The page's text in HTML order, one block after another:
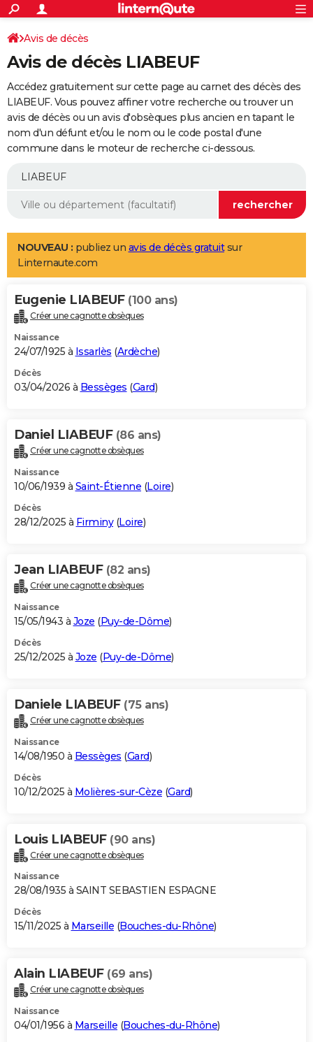
ACTUALITÉS
Politique
Société
Faits Divers
Education
Monde
Villes
+
SPORT
Coupe du monde 2026
Football
Tennis
Cyclisme
Rugby
Forum
Programme TV
TNTStreaming
Cinéma
Sorties cinéma
Musique
+FINANCE
Retraite
Epargne
Immobilier
Risques naturels par ville
Banque
Assurance
AUTO
Essais
Réserver un essai
Citadines
Berlines
SUV
Forum auto
+
Mobiles
Meilleur smartphone
Internet
Ordinateurs
Jeux vidéo
Guide high-tech
Aménagement intérieur
LIFESTYLE
Art de vivre
Bien-être
Loisirs
Mode
Modes de vie
Alimentation
Guide de la santé
Maladies
Médicaments
Sommeil
VOYAGE
Destinations
City break
Voyage nature
Voyage de noces
Forum
Climat
+PHOTO
GUIDES D'ACHAT
BONS PLANS
Carte de Noël
Carte Bonne année
Carte Saint-Valentin
Carte Pâques
Carte d'anniversaire
DICTIONNAIRE
Dictionnaire
Biographies
Citations
Expressions
Proverbes
PROGRAMME TV
S'inscrire
Se connecter
Lycées
Collèges
Primaires
Universités
Entreprises
Service militaire
Avis de recherche
AVIS DE DÉCÈS
Bricolage
Lifestyle
Culture
Sport
Auto
Television
Voyage
Cinema
Avis de décès
Avis de décès LIABEUF
Accédez gratuitement sur cette page au carnet des décès des
LIABEUF. Vous pouvez affiner votre recherche ou trouver un
avis de décès ou un avis d'obsèques plus ancien en tapant le
nom d'un défunt et/ou le nom ou le code postal d'une
commune dans le moteur de recherche ci-dessous.
NOUVEAU : publiez un avis de décès gratuitsur
Linternaute.com
Eugenie LIABEUF (100 ans)
Créer une cagnotte obsèques
Naissance
24/07/1925 à Issarlès (Ardèche)
Décès
03/04/2026 à Bessèges (Gard)
Daniel LIABEUF (86 ans)
Créer une cagnotte obsèques
Naissance
10/06/1939 à Saint-Étienne (Loire)
Décès
28/12/2025 à Firminy(Loire)
Jean LIABEUF (82 ans)
Créer une cagnotte obsèques
Naissance
15/05/1943 à Joze (Puy-de-Dôme)
Décès
25/12/2025 à Joze (Puy-de-Dôme)
Daniele LIABEUF (75 ans)
Créer une cagnotte obsèques
Naissance
14/08/1950 à Bessèges (Gard)
Décès
10/12/2025 à Molières-sur-Cèze (Gard)
Louis LIABEUF (90 ans)
Créer une cagnotte obsèques
Naissance
28/08/1935 à SAINT SEBASTIEN ESPAGNE
Décès
15/11/2025 à Marseille (Bouches-du-Rhône)
Alain LIABEUF (69 ans)
Créer une cagnotte obsèques
Naissance
04/01/1956 à Marseille (Bouches-du-Rhône)